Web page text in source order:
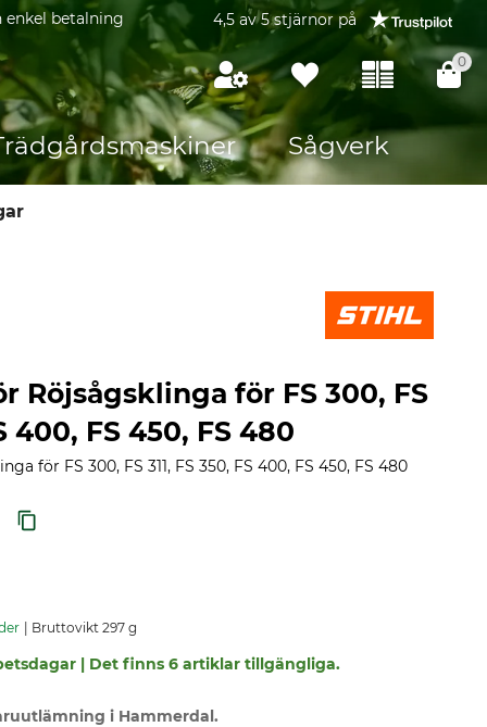
enkel betalning 4,5 av 5 stjärnor på
0
Sågverk
Röjsågsklinga för FS 300, FS
400, FS 450, FS 480
för FS 300, FS 311, FS 350, FS 400, FS 450, FS 480
Bruttovikt 297 g
| Det finns 6 artiklar tillgängliga.
i Hammerdal.